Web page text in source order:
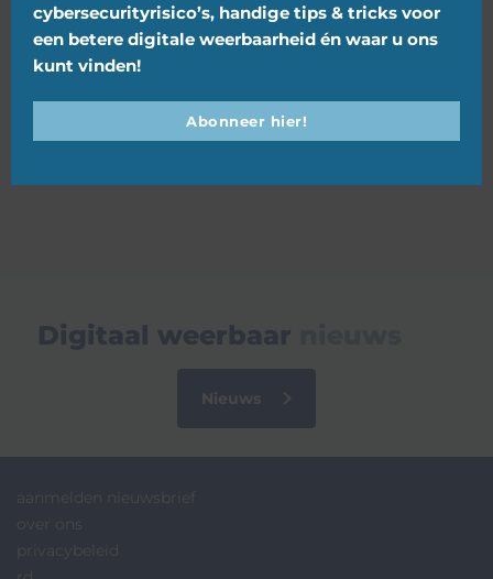
Is uw bedrijf voorbereid op de NIS2-
richtlijn?
Digitaal weerbaar
Nieuws
aanmelden nieuwsbrief
over ons
privacybeleid
cybersecurityrisico’s, handige tips & tricks voor
een betere digitale weerbaarheid én waar u ons
kunt vinden!
Abonneer hier!